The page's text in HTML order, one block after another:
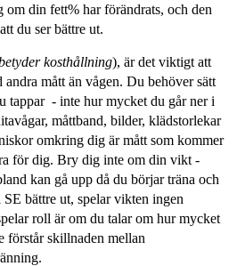
om din fett% har förändrats, och den
du ser bättre ut.
kosthållning), är det viktigt att
andra mått än vågen. Du behöver sätt
tappar - inte hur mycket du går ner i
måttband, bilder, klädstorlekar
omkring dig är mått som kommer
för dig. Bry dig inte om din vikt -
kan gå upp då du börjar träna och
bättre ut, spelar vikten ingen
roll är om du talar om hur mycket
förstår skillnaden mellan